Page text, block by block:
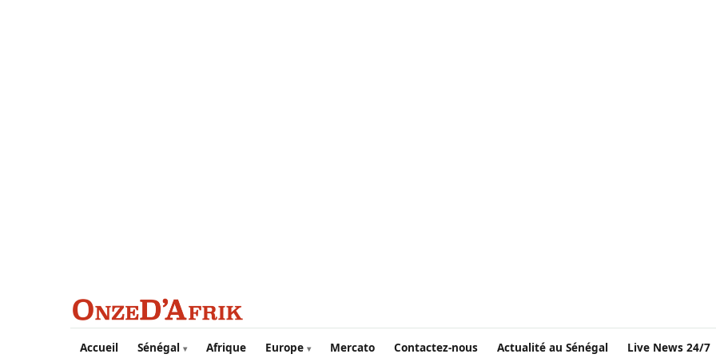
Aller au contenu principal
Accueil Sénégal Afrique Europe Mercato Contactez-nous Actualité au Sénégal Live News 24/7